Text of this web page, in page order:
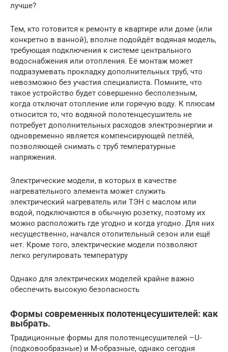
лучше?
Тем, кто готовится к ремонту в квартире или доме (или
конкретно в ванной), вполне подойдёт водяная модель,
требующая подключения к системе центрального
водоснабжения или отопления. Её монтаж может
подразумевать прокладку дополнительных труб, что
невозможно без участия специалиста. Помните, что
такое устройство будет совершенно бесполезным,
когда отключат отопление или горячую воду. К плюсам
относится то, что водяной полотенцесушитель не
потребует дополнительных расходов электроэнергии и
одновременно является компенсирующей петлёй,
позволяющей снимать с труб температурные
напряжения.
Электрические модели, в которых в качестве
нагревательного элемента может служить
электрический нагреватель или ТЭН с маслом или
водой, подключаются в обычную розетку, поэтому их
можно расположить где угодно и когда угодно. Для них
несущественно, начался отопительный сезон или ещё
нет. Кроме того, электрические модели позволяют
легко регулировать температуру
Однако для электрических моделей крайне важно
обеспечить высокую безопасность
Формы современных полотенцесушителей: как
выбрать.
Традиционные формы для полотенцесушителей –U-
(подковообразные) и М-образные, однако сегодня